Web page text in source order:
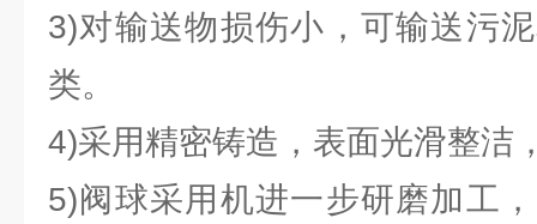
3)对输送物损伤小，可输送污
类。
4)采用精密铸造，表面光滑整洁
5)阀球采用机进一步研磨加工